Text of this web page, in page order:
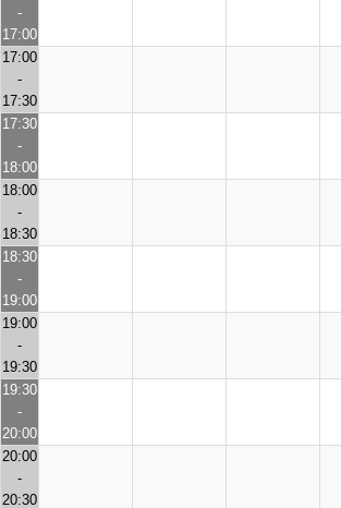
-
17:00
17:00
-
17:30
17:30
-
18:00
18:00
-
18:30
18:30
-
19:00
19:00
-
19:30
19:30
-
20:00
20:00
-
20:30